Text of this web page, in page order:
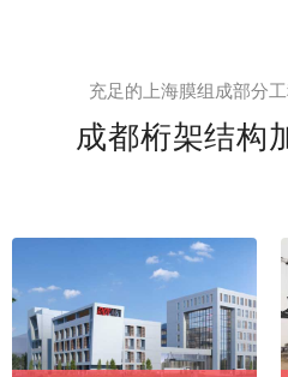
充足的上海膜组成部分
成都桁架结构